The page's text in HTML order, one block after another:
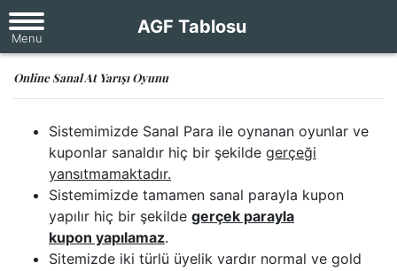
AGF Tablosu
Online Sanal At Yarışı Oyunu
Sistemimizde Sanal Para ile oynanan oyunlar ve
kuponlar sanaldır hiç bir şekilde gerçeği
yansıtmamaktadır.
Sistemimizde tamamen sanal parayla kupon
yapılır hiç bir şekilde gerçek parayla
kupon yapılamaz.
Sitemizde iki türlü üyelik vardır normal ve gold